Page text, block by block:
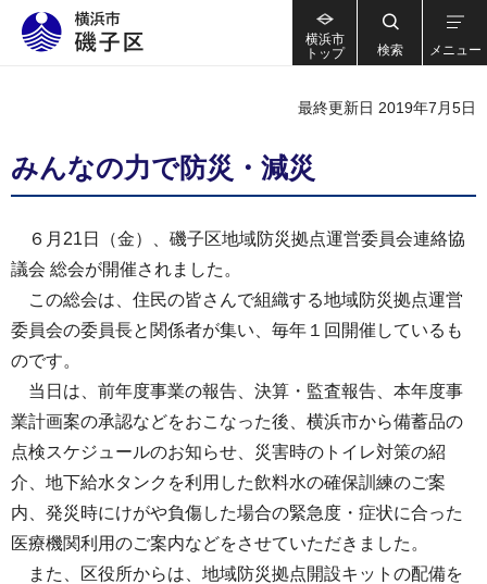
横浜市
トップ
検索 メニュー
最終更新日 2019年7月5日
みんなの力で防災・減災
６月21日（金）、磯子区地域防災拠点運営委員会連絡協
議会 総会が開催されました。
この総会は、住民の皆さんで組織する地域防災拠点運営
委員会の委員長と関係者が集い、毎年１回開催しているも
のです。
当日は、前年度事業の報告、決算・監査報告、本年度事
業計画案の承認などをおこなった後、横浜市から備蓄品の
点検スケジュールのお知らせ、災害時のトイレ対策の紹
介、地下給水タンクを利用した飲料水の確保訓練のご案
内、発災時にけがや負傷した場合の緊急度・症状に合った
医療機関利用のご案内などをさせていただきました。
また、区役所からは、地域防災拠点開設キットの配備を